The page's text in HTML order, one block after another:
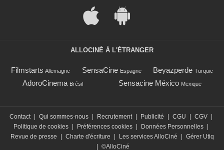
ALLOCINÉ À L'ÉTRANGER
Filmstarts Allemagne SensaCine Espagne Beyazperde Turquie
AdoroCinema Brésil Sensacine México Mexique
Contact Qui sommes-nous Recrutement Publicité CGU CGV
Politique de cookies
Préférences cookies Données Personnelles
Revue de presse
Charte d'écriture Les services AlloCiné
Gérer Utiq
©AlloCiné